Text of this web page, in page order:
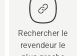
Rechercher le
revendeur le